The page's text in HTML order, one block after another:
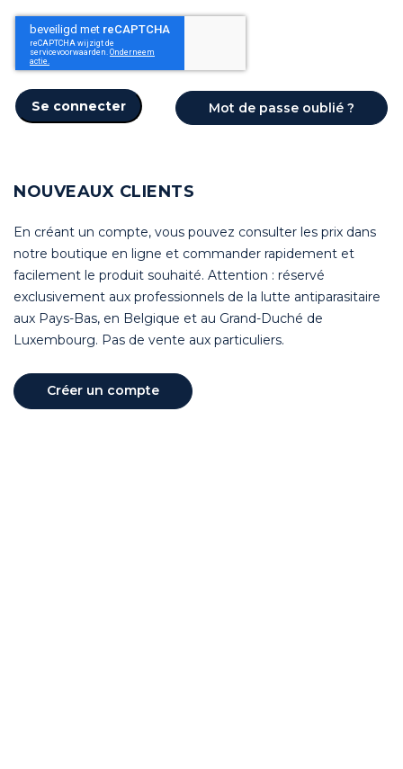
Se connecter Mot de passe oublié ?
NOUVEAUX CLIENTS
En créant un compte, vous pouvez consulter les prix dans
notre boutique en ligne et commander rapidement et
facilement le produit souhaité. Attention : réservé
exclusivement aux professionnels de la lutte antiparasitaire
aux Pays-Bas, en Belgique et au Grand-Duché de
Luxembourg. Pas de vente aux particuliers.
Créer un compte